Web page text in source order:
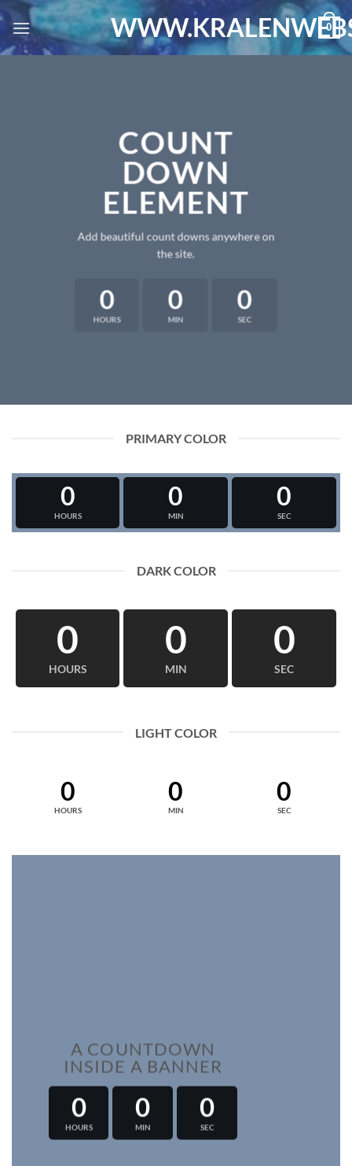
Ga
naar
inhoud
0
COUNT
DOWN
ELEMENT
Add beautiful count downs anywhere on
the site.
0
HOURS
0
MIN
0
SEC
PRIMARY COLOR
0
HOURS
0
MIN
0
SEC
DARK COLOR
0
HOURS
0
MIN
0
SEC
LIGHT COLOR
0
HOURS
0
MIN
0
SEC
A COUNTDOWN
INSIDE A BANNER
0
HOURS
0
MIN
0
SEC